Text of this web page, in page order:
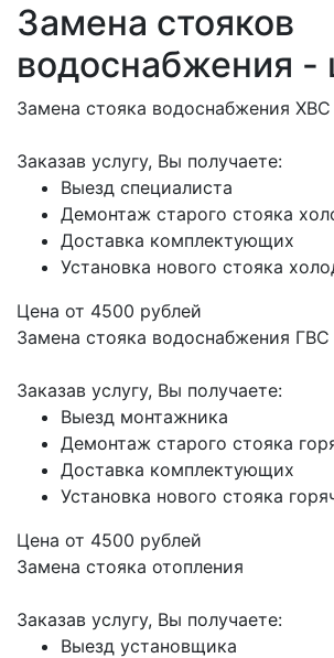
Замена стояков
водоснабжения -
Замена стояка водоснабжения ХВС
Заказав услугу, Вы получаете:
Выезд специалиста
Демонтаж старого стояка
Доставка комплектующих
Установка нового стояка
Цена от 4500 рублей
Замена стояка водоснабжения ГВС
Заказав услугу, Вы получаете:
Выезд монтажника
Демонтаж старого стояка
Доставка комплектующих
Установка нового стояка
Цена от 4500 рублей
Замена стояка отопления
Заказав услугу, Вы получаете:
Выезд установщика